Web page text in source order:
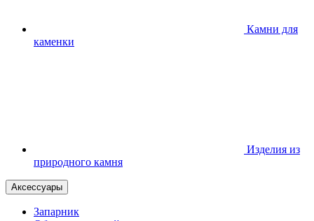
Камни для
каменки
Изделия из
природного камня
Аксессуары
Запарник